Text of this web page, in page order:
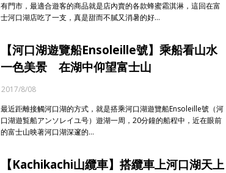
有門市，最適合遊客的商品就是店內賣的各款蜂蜜霜淇淋，這回在富
士河口湖店吃了一支，真是甜而不膩又消暑的好…
【河口湖遊覽船Ensoleille號】乘船看山水
一色美景 在湖中仰望富士山
2017/8/08
最近距離接觸河口湖的方式，就是搭乘河口湖遊覽船Ensoleille號（河
口湖遊覧船アンソレイユ号）遊湖一周，20分鐘的船程中，近在眼前
的富士山映著河口湖深邃的…
【Kachikachi山纜車】搭纜車上河口湖天上